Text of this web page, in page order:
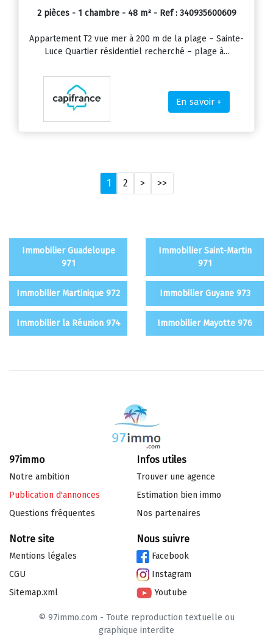
2 pièces - 1 chambre - 48 m² - Ref : 340935600609
Appartement T2 vue mer à 200 m de la plage – Sainte-
Luce Quartier résidentiel recherché – plage à...
En savoir +
1 2 > >>
Immobilier Guadeloupe
971
Immobilier Saint-Martin
971
Immobilier Martinique 972 Immobilier Guyane 973
Immobilier la Réunion 974 Immobilier Mayotte 976
97immo
Notre ambition
Publication d'annonces
Questions fréquentes
Infos utiles
Trouver une agence
Estimation bien immo
Nos partenaires
Notre site
Mentions légales
CGU
Sitemap.xml
Nous suivre
Facebook
Instagram
Youtube
© 97immo.com - Toute reproduction textuelle ou
graphique interdite